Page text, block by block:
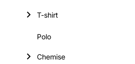
T-shirt
Polo
Chemise